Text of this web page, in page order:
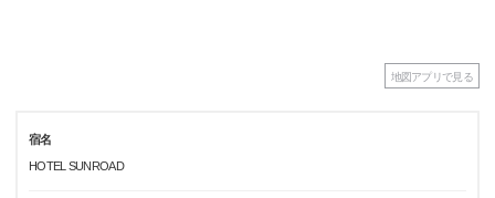
地図アプリで見る
宿名
HOTEL SUNROAD